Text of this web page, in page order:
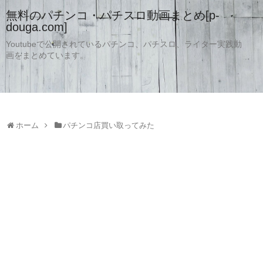
無料のパチンコ・パチスロ動画まとめ[p-
douga.com]
Youtubeで公開されているパチンコ、パチスロ、ライター実践動
画をまとめています。
ホーム パチンコ店買い取ってみた